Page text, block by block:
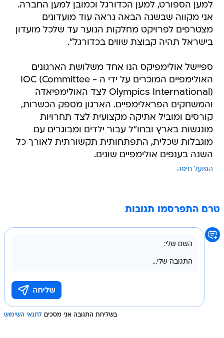
למען הספורט, למען הכדורגל וכמובן למען החברה.
אני מקווה שבשנה הבאה נראה עוד מועדונים
מצטרפים לפרויקט מחלקות הנוער עד שלכל מועדון
בישראל תהיה קבוצת שווים בכדורגל".
ספיישל אולימפיקס הנו אחד משלושת הארגונים
האולימפיים המוכרים על ידי ה - IOC (Committee
Olympics International) לצד האולימפיאדה
והמשחקים הפראלימפיים. הארגון מספק הכשרות,
קורסים ומוביל אתיקה מקצועית לצד תחרויות
מונגשות בארץ ובחו"ל עבור ילדים ומבוגרים עם
מוגבלות שכלית, התפתחותית תקשורתית לאורך כל
השנה בענפים אולימפיים שונים.
הפועל חיפה
טרם התפרסמו תגובות
בשליחת התגובה אני מסכים לתנאי השימוש